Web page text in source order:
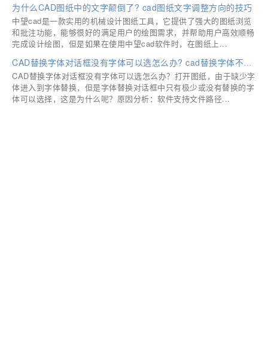
为什么CAD图纸中的文字颠倒了? cad图纸文字调整方向的技巧
中望cad是一款实用的机械设计图纸工具，它提供了强大的图纸浏览
和批注功能，能够很好的满足用户的绘图需求，并帮助用户高效顺畅
完成设计绘图，但是如果在使用中望cad软件时，在图纸上...
CAD替换字体对话框没有字体可以选怎么办? cad替换字体不显示的解决办法
CAD替换字体对话框没有字体可以选怎么办？打开图纸，由于缺少字
体进入到字体替换，但是字体替换对话框中只有极少或没有替换的字
体可以选择，这是为什么呢？原因分析：软件支持文件路径...